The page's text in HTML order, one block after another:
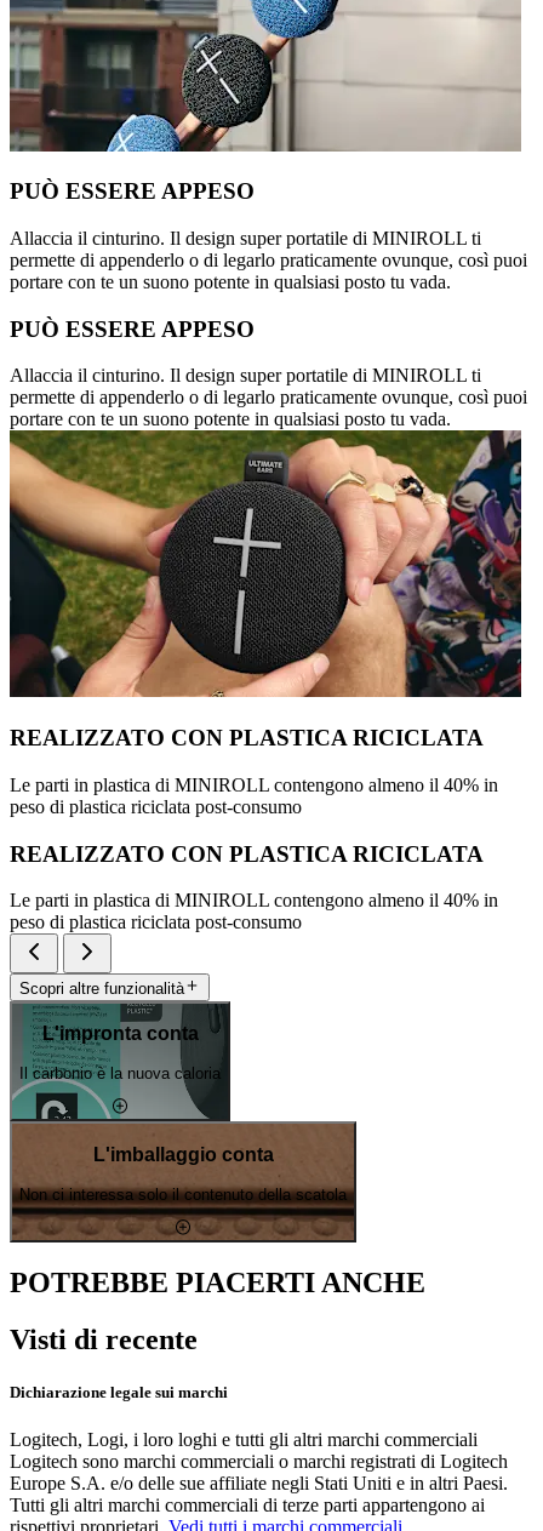
PUÒ ESSERE APPESO
Allaccia il cinturino. Il design super portatile di MINIROLL ti
permette di appenderlo o di legarlo praticamente ovunque, così puoi
portare con te un suono potente in qualsiasi posto tu vada.
PUÒ ESSERE APPESO
Allaccia il cinturino. Il design super portatile di MINIROLL ti
permette di appenderlo o di legarlo praticamente ovunque, così puoi
portare con te un suono potente in qualsiasi posto tu vada.
REALIZZATO CON PLASTICA RICICLATA
Le parti in plastica di MINIROLL contengono almeno il 40% in
peso di plastica riciclata post-consumo
REALIZZATO CON PLASTICA RICICLATA
Le parti in plastica di MINIROLL contengono almeno il 40% in
peso di plastica riciclata post-consumo
Scopri altre funzionalità
L'impronta conta
Il carbonio è la nuova caloria
L'imballaggio conta
Non ci interessa solo il contenuto della scatola
POTREBBE PIACERTI ANCHE
Visti di recente
Dichiarazione legale sui marchi
Logitech, Logi, i loro loghi e tutti gli altri marchi commerciali
Logitech sono marchi commerciali o marchi registrati di Logitech
Europe S.A. e/o delle sue affiliate negli Stati Uniti e in altri Paesi.
Tutti gli altri marchi commerciali di terze parti appartengono ai